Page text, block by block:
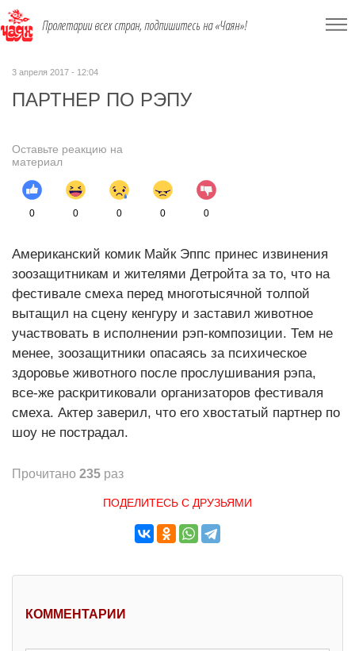
Пролетарии всех стран, подпишитесь на «Чаян»!
3 апреля 2017 - 12:04
ПАРТНЕР ПО РЭПУ
Оставьте реакцию на
материал
0 0 0 0 0
Американский комик Майк Эппс принес извинения
зоозащитникам и жителями Детройта за то, что на
фестивале смеха перед многотысячной толпой
вытащил на сцену кенгуру и заставил животное
участвовать в исполнении рэп-композиции. Тем не
менее, зоозащитники опасаясь за психическое
здоровье животного после прослушивания рэпа,
все-же раскритиковали организаторов фестиваля
смеха. Актер заверил, что его хвостатый партнер по
шоу не пострадал.
Прочитано 235 раз
ПОДЕЛИТЕСЬ С ДРУЗЬЯМИ
КОММЕНТАРИИ